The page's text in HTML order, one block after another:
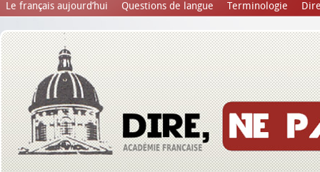
Le français aujourd’hui Questions de langue Terminologie